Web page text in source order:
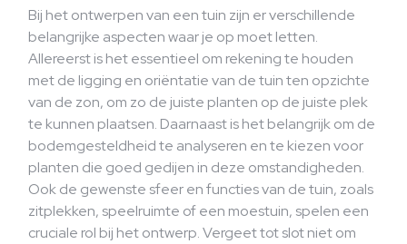
Bij het ontwerpen van een tuin zijn er verschillende
belangrijke aspecten waar je op moet letten.
Allereerst is het essentieel om rekening te houden
met de ligging en oriëntatie van de tuin ten opzichte
van de zon, om zo de juiste planten op de juiste plek
te kunnen plaatsen. Daarnaast is het belangrijk om de
bodemgesteldheid te analyseren en te kiezen voor
planten die goed gedijen in deze omstandigheden.
Ook de gewenste sfeer en functies van de tuin, zoals
zitplekken, speelruimte of een moestuin, spelen een
cruciale rol bij het ontwerp. Vergeet tot slot niet om